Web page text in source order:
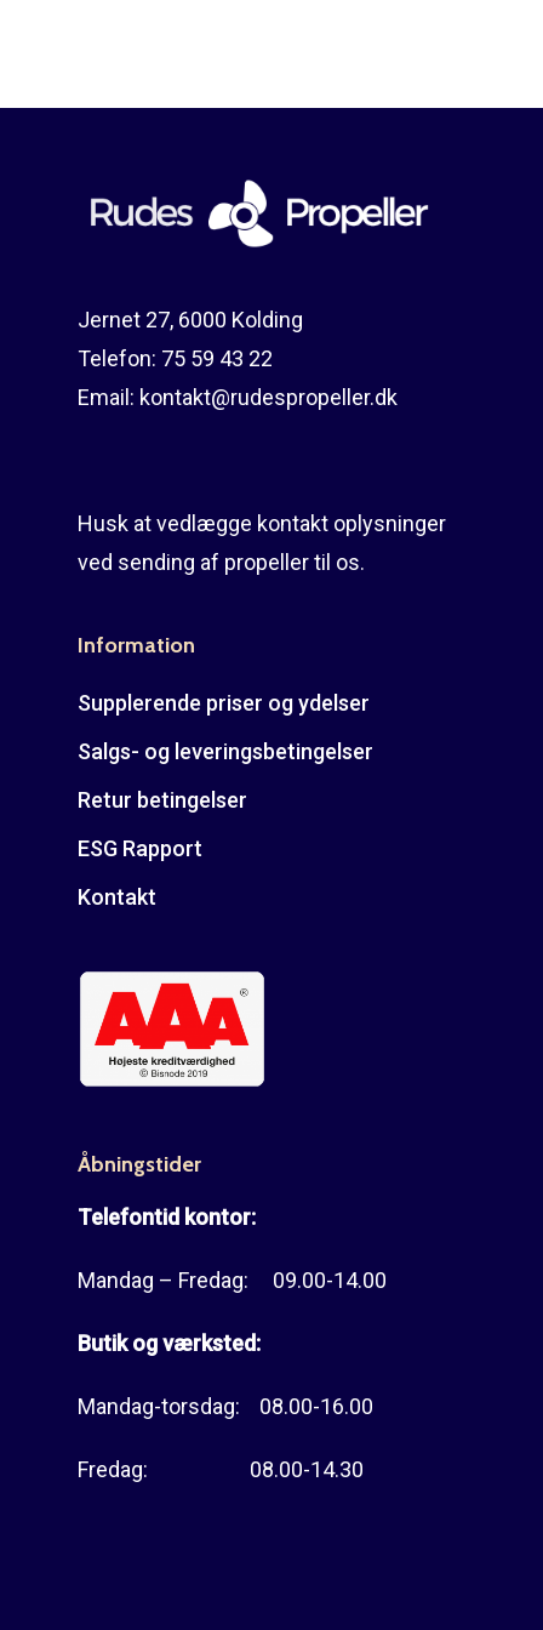
Jernet 27, 6000 Kolding
Telefon: 75 59 43 22
Email: kontakt@rudespropeller.dk
Husk at vedlægge kontakt oplysninger
ved sending af propeller til os.
Information
Supplerende priser og ydelser
Salgs- og leveringsbetingelser
Retur betingelser
ESG Rapport
Kontakt
Åbningstider
Telefontid kontor:
Mandag – Fredag: 09.00-14.00
Butik og værksted:
Mandag-torsdag: 08.00-16.00
Fredag: 08.00-14.30